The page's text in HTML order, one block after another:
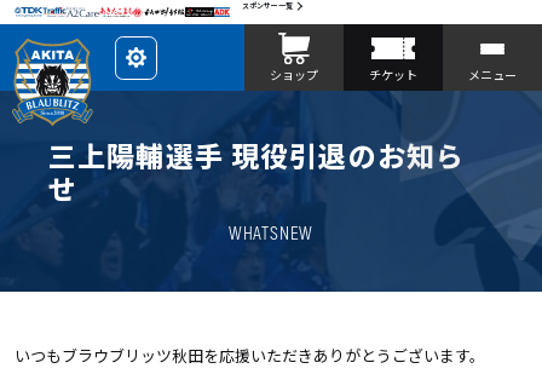
スポンサー一覧
レ
イ
ア
を
カ
ス
ショップ チケット メニュー
三上陽輔選手 現役引退のお知ら
せ
WHATSNEW
いつもブラウブリッツ秋田を応援いただきありがとうございます。